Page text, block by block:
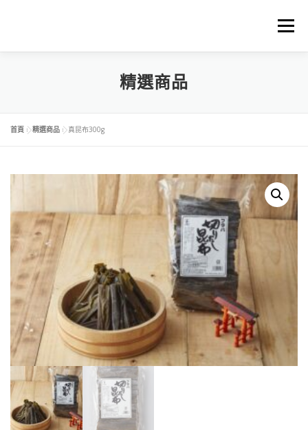
選單
關於中琉物產 代理進口品牌
料理食譜下載 商品料理BLOG
精選商品
首頁 »精選商品 »真昆布300g